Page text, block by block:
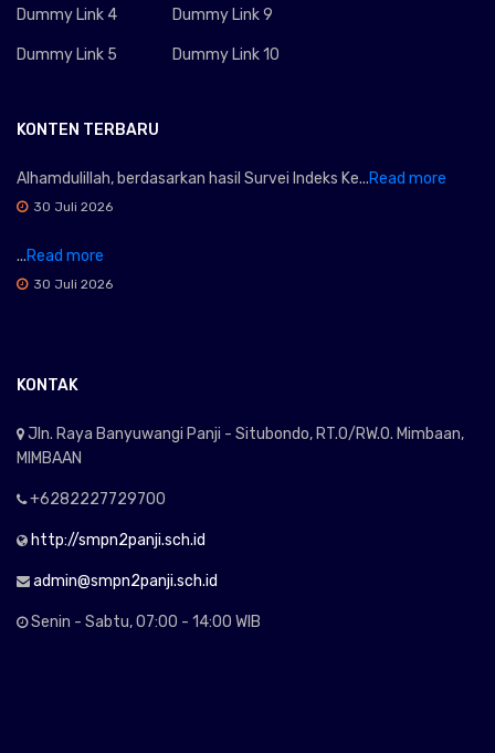
Dummy Link 4
Dummy Link 5
Dummy Link 9
Dummy Link 10
KONTEN TERBARU
Alhamdulillah, berdasarkan hasil Survei Indeks Ke...Read more
30 Juli 2026
...Read more
30 Juli 2026
KONTAK
Jln. Raya Banyuwangi Panji - Situbondo, RT.0/RW.0. Mimbaan,
MIMBAAN
+6282227729700
http://smpn2panji.sch.id
admin@smpn2panji.sch.id
Senin - Sabtu, 07:00 - 14:00 WIB